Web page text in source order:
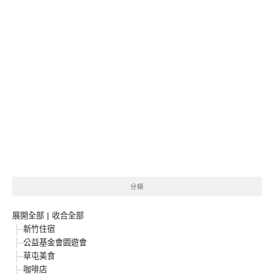
分類
展開全部 | 收合全部
新竹住宿
公益基金會園遊會
草屯美食
咖啡店